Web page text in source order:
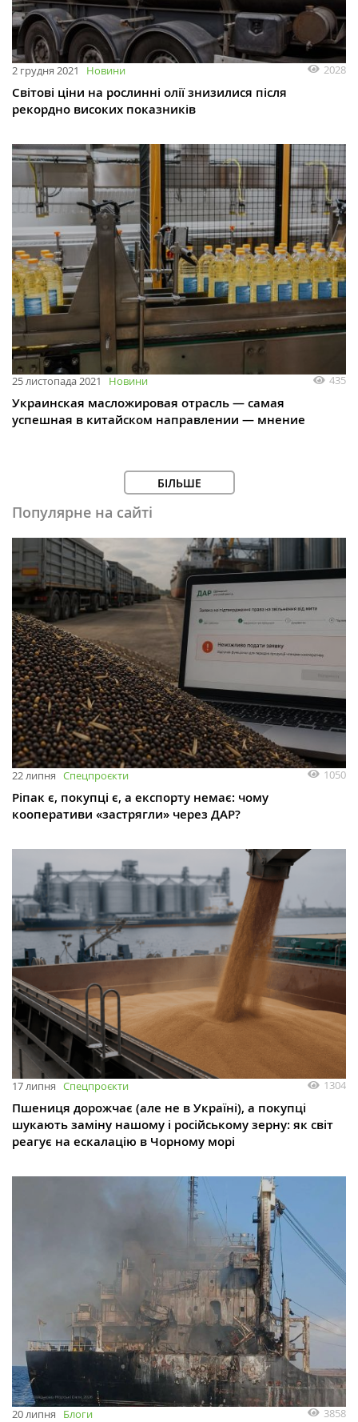
2 грудня 2021 Новини 2028
Світові ціни на рослинні олії знизилися після
рекордно високих показників
25 листопада 2021 Новини 435
Украинская масложировая отрасль — самая
успешная в китайском направлении — мнение
БІЛЬШЕ
Популярне на сайті
22 липня Спецпроєкти 1050
Ріпак є, покупці є, а експорту немає: чому
кооперативи «застрягли» через ДАР?
17 липня Спецпроєкти 1304
Пшениця дорожчає (але не в Україні), а покупці
шукають заміну нашому і російському зерну: як світ
реагує на ескалацію в Чорному морі
20 липня Блоги 3858